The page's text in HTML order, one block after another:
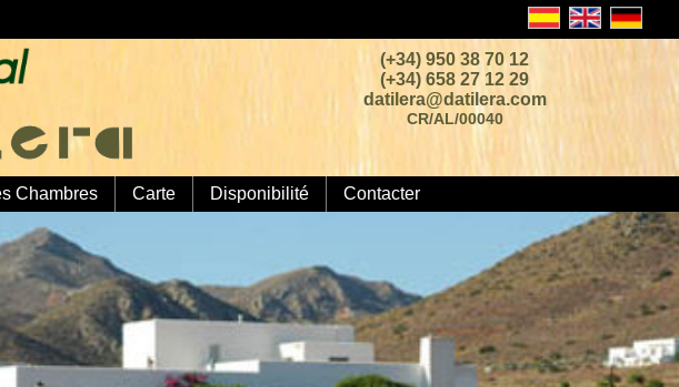
(+34) 950 38 70 12
(+34) 658 27 12 29
datilera@datilera.com
CR/AL/00040
Chambres Carte Disponibilité Contacter